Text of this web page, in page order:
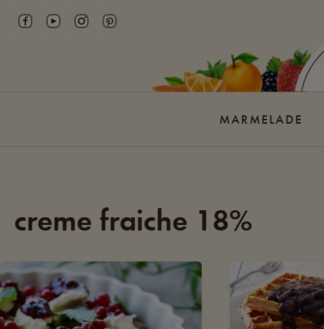
MARMELADE
creme fraiche 18%